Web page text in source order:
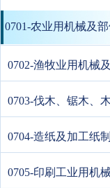
0701-农业用机械及
0702-渔牧业用机械
0703-伐木、锯木、
0704-造纸及加工纸
0705-印刷工业用机